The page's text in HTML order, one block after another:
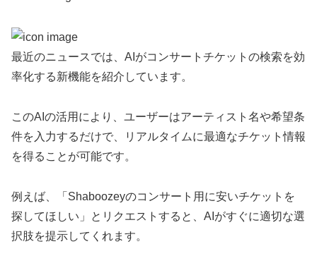
最近のニュースでは、AIがコンサートチケットの検索を効
率化する新機能を紹介しています。
このAIの活用により、ユーザーはアーティスト名や希望条
件を入力するだけで、リアルタイムに最適なチケット情報
を得ることが可能です。
例えば、「Shaboozeyのコンサート用に安いチケットを
探してほしい」とリクエストすると、AIがすぐに適切な選
択肢を提示してくれます。